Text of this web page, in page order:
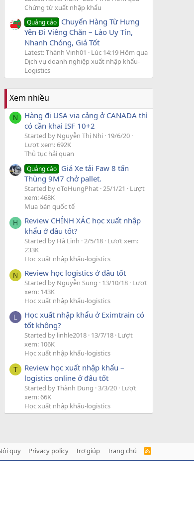
Chứng từ xuất nhập khẩu
Quảng cáo Chuyển Hàng Từ Hưng
Yên Đi Viêng Chăn – Lào Uy Tín,
Nhanh Chóng, Giá Tốt
Latest: Thành Vinh01
Lúc 14:19 Hôm qua
Dịch vụ doanh nghiệp xuất nhập khẩu-
Logistics
Xem nhiều
N
Hàng đi USA via cảng ở CANADA thì
có cần khai ISF 10+2
Started by Nguyễn Thị Nhi 19/6/20
Lượt xem: 692K
Thủ tục hải quan
Quảng cáo Giá Xe tải Faw 8 tấn
Thùng 9M7 chở pallet.
Started by oToHungPhat 25/1/21
Lượt
xem: 468K
Mua bán quốc tế
H
Review CHÍNH XÁC học xuất nhập
khẩu ở đâu tốt?
Started by Hà Linh 2/5/18 Lượt xem:
233K
Học xuất nhập khẩu-logistics
N Review học logistics ở đâu tốt
Started by Nguyễn Sung 13/10/18 Lượt
xem: 143K
Học xuất nhập khẩu-logistics
L
Học xuất nhập khẩu ở Eximtrain có
tốt không?
Started by linhle2018 13/7/18 Lượt
xem: 106K
Học xuất nhập khẩu-logistics
T
Review học xuất nhập khẩu –
logistics online ở đâu tốt
Started by Thành Dung 3/3/20 Lượt
xem: 66K
Học xuất nhập khẩu-logistics
quy Privacy policy Trợ giúp Trang chủ
R